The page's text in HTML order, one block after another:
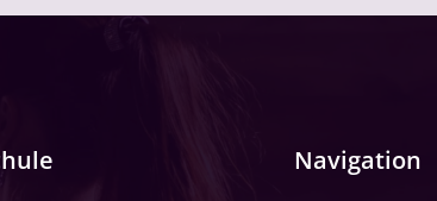
Navigation